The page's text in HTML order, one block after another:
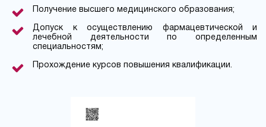
Получение высшего медицинского образования;
Допуск к осуществлению фармацевтической и
лечебной деятельности по определенным
специальностям;
Прохождение курсов повышения квалификации.